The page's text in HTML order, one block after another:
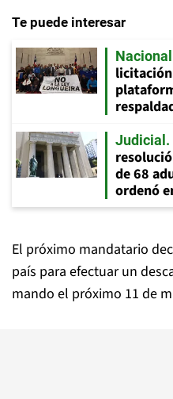
Te puede interesar
Nacional
Judicial
de 68
ordenó
El próximo mandatario
país para efectuar un
mando el próximo 11 de